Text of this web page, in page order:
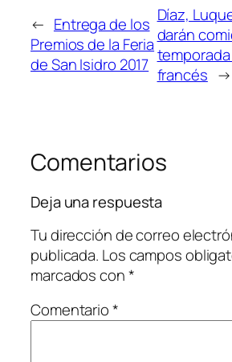
← Entrega de los
Premios de la Feria
de San Isidro 2017
Díaz,
darán
francés →
Comentarios
Deja una respuesta
Tu dirección de correo
publicada. Los campos
marcados con*
Comentario*